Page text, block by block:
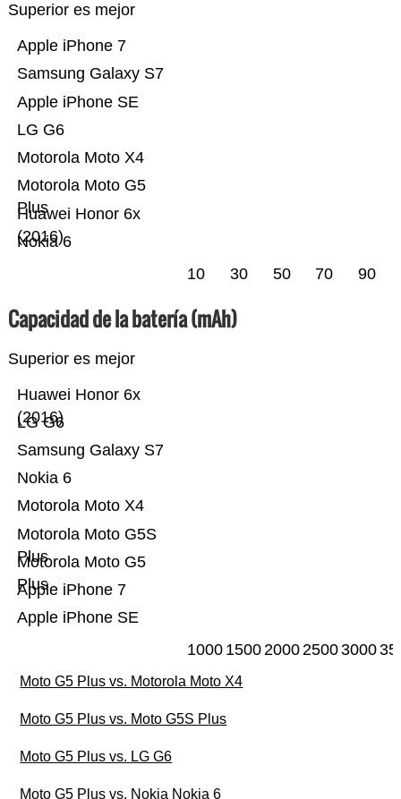
Superior es mejor
Nokia 6
Huawei Honor 6x
(2016)
Motorola Moto G5
Plus
Motorola Moto X4
LG G6
Apple iPhone SE
Samsung Galaxy S7
Apple iPhone 7
10 30 50 70 90
Capacidad de la batería (mAh)
Superior es mejor
Apple iPhone SE
Apple iPhone 7
Motorola Moto G5
Plus
Motorola Moto G5S
Plus
Motorola Moto X4
Nokia 6
Samsung Galaxy S7
LG G6
Huawei Honor 6x
(2016)
1000 1500200025003000
Moto G5 Plus vs. Motorola Moto X4
Moto G5 Plus vs. Moto G5S Plus
Moto G5 Plus vs. LG G6
Moto G5 Plus vs. Nokia Nokia 6